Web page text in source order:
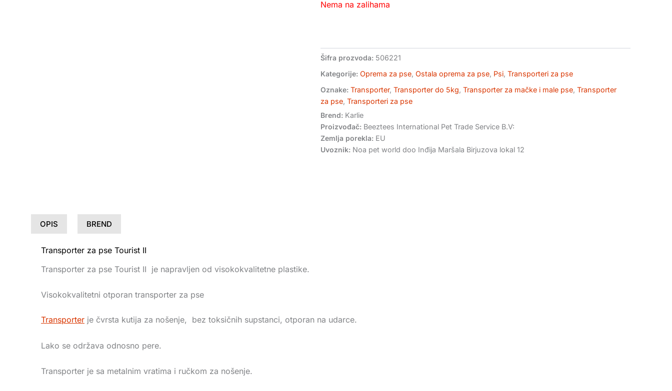
Nema na zalihama
Šifra prozvoda: 506221
Kategorije: Oprema za pse, Ostala oprema za pse, Psi, Transporteri za pse
Oznake: Transporter, Transporter do 5kg, Transporter za mačke i male pse, Transporter
za pse, Transporteri za pse
Brend: Karlie
Proizvođač: Beeztees International Pet Trade Service B.V:
Zemlja porekla: EU
Uvoznik: Noa pet world doo Inđija Maršala Birjuzova lokal 12
OPIS BREND
Transporter za pse Tourist II
Transporter za pse Tourist II je napravljen od visokokvalitetne plastike.
Visokokvalitetni otporan transporter za pse
Transporter je čvrsta kutija za nošenje, bez toksičnih supstanci, otporan na udarce.
Lako se održava odnosno pere.
Transporter je sa metalnim vratima i ručkom za nošenje.